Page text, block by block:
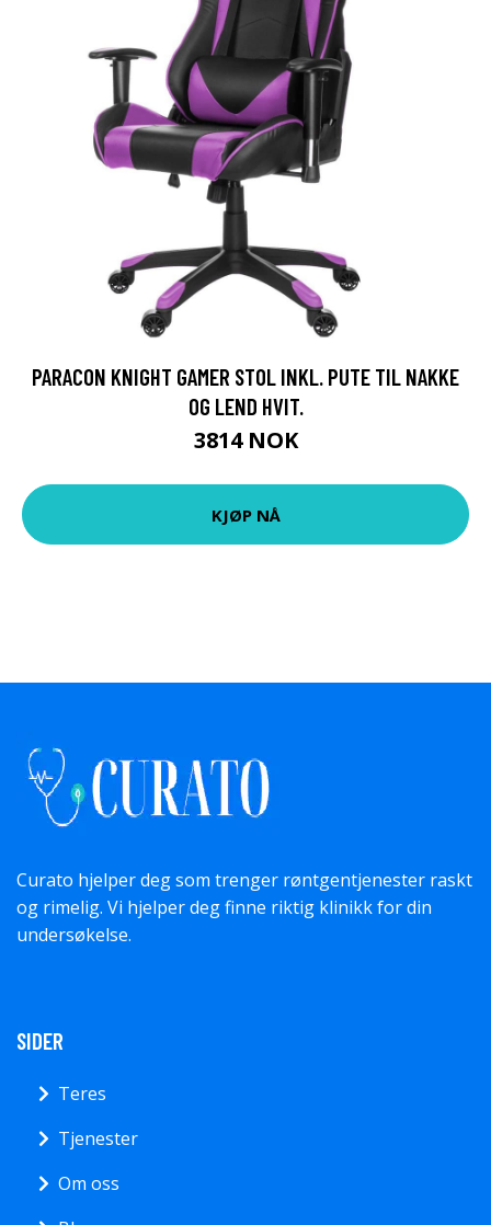
PARACON KNIGHT GAMER STOL INKL. PUTE TIL NAKKE
OG LEND HVIT.
3814 NOK
KJØP NÅ
Curato hjelper deg som trenger røntgentjenester raskt
og rimelig. Vi hjelper deg finne riktig klinikk for din
undersøkelse.
SIDER
Teres
Tjenester
Om oss